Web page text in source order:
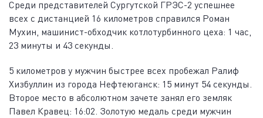
Среди представителей Сургутской ГРЭС-2 успешнее
всех с дистанцией 16 километров справился Роман
Мухин, машинист-обходчик котлотурбинного цеха: 1 час,
23 минуты и 43 секунды.
5 километров у мужчин быстрее всех пробежал Ралиф
Хизбуллин из города Нефтеюганск: 15 минут 54 секунды.
Второе место в абсолютном зачете занял его земляк
Павел Кравец: 16:02. Золотую медаль среди мужчин